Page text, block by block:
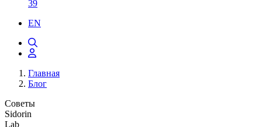
39
EN
Главная
Блог
Советы
Sidorin
Lab